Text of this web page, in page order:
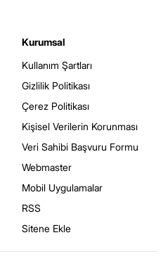
Kurumsal
Kullanım Şartları
Gizlilik Politikası
Çerez Politikası
Kişisel Verilerin Korunması
Veri Sahibi Başvuru Formu
Webmaster
Mobil Uygulamalar
RSS
Sitene Ekle